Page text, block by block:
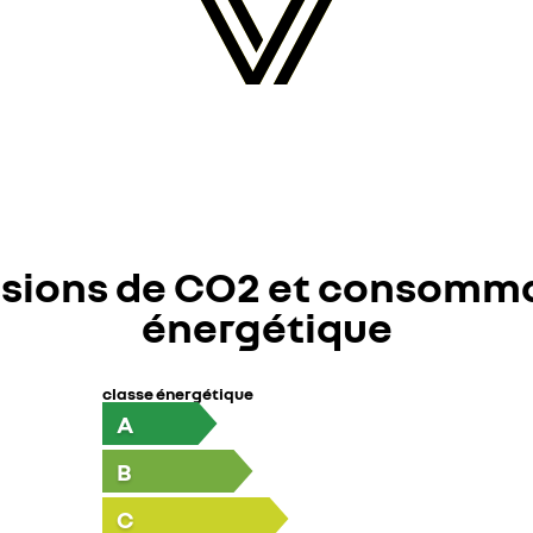
de CO2 et
énergétique
classe énergétique
A
B
C